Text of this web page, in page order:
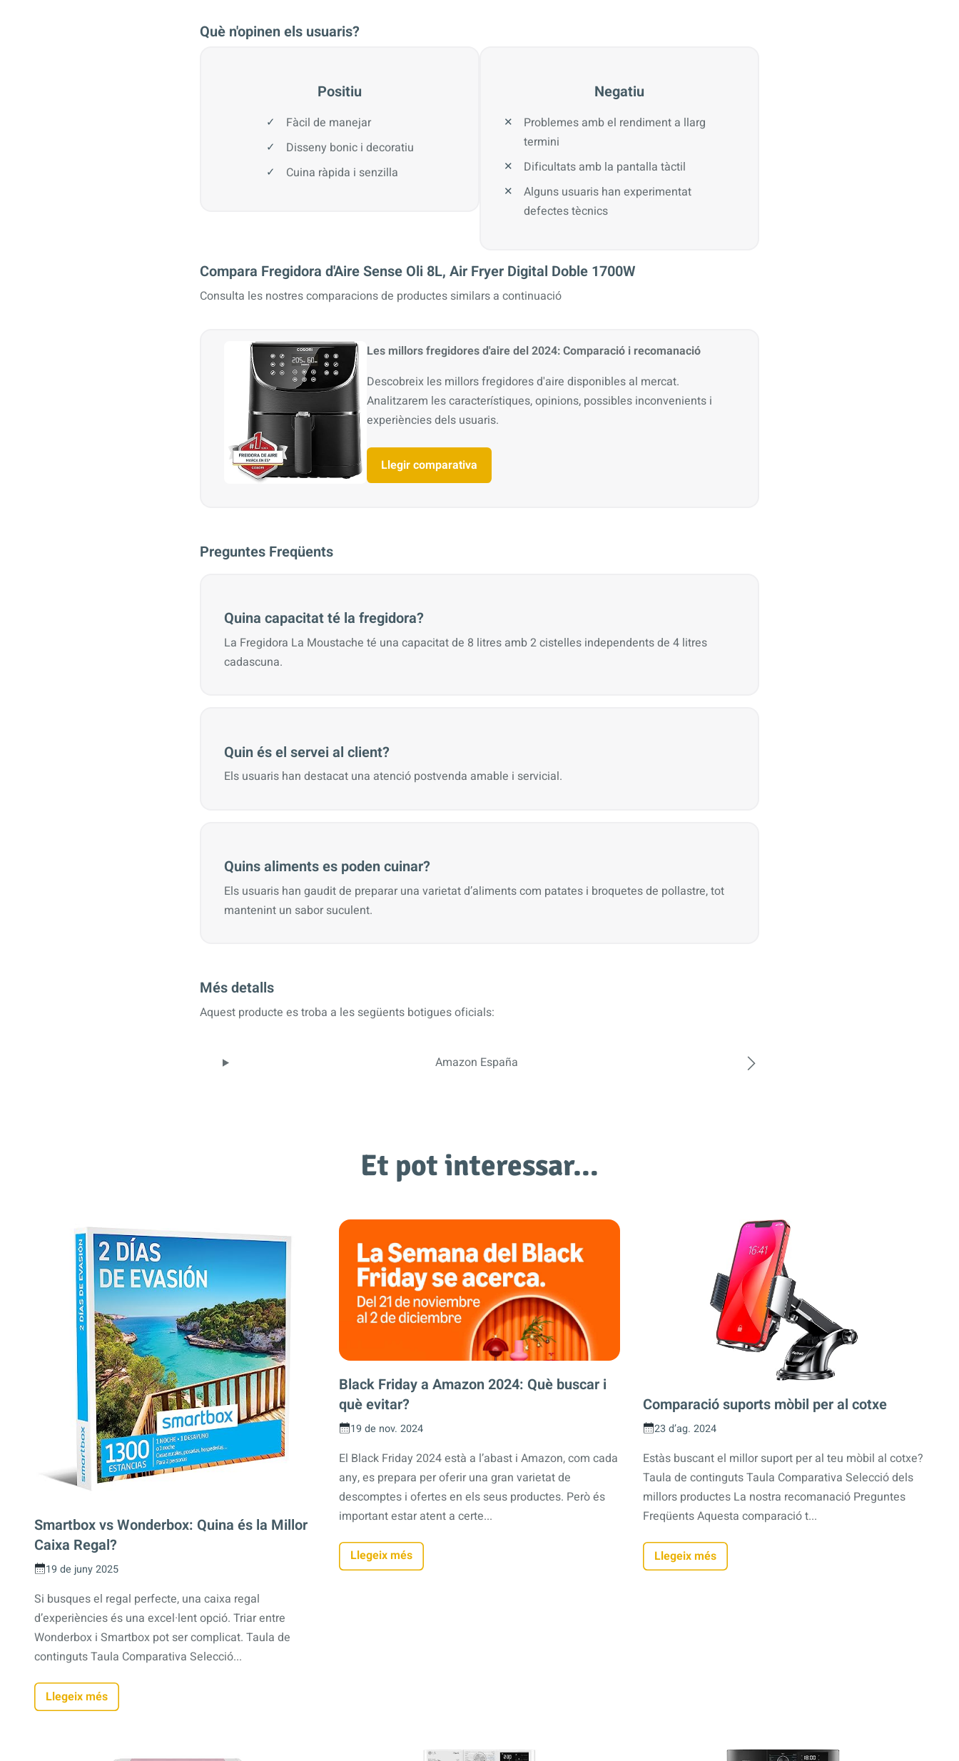
Què n'opinen els usuaris?
Positiu
Fàcil de manejar
Disseny bonic i decoratiu
Cuina ràpida i senzilla
Negatiu
Problemes amb el rendiment a llarg
termini
Dificultats amb la pantalla tàctil
Alguns usuaris han experimentat
defectes tècnics
Compara Fregidora d'Aire Sense Oli 8L, Air Fryer Digital Doble 1700W
Consulta les nostres comparacions de productes similars a continuació
Les millors fregidores d'aire del 2024: Comparació i recomanació
Descobreix les millors fregidores d'aire disponibles al mercat.
Analitzarem les característiques, opinions, possibles inconvenients i
experiències dels usuaris.
Llegir comparativa
Preguntes Freqüents
Quina capacitat té la fregidora?
La Fregidora La Moustache té una capacitat de 8 litres amb 2 cistelles independents de 4 litres
cadascuna.
Quin és el servei al client?
Els usuaris han destacat una atenció postvenda amable i servicial.
Quins aliments es poden cuinar?
Els usuaris han gaudit de preparar una varietat d’aliments com patates i broquetes de pollastre, tot
mantenint un sabor suculent.
Més detalls
Aquest producte es troba a les següents botigues oficials:
Amazon España
Et pot interessar…
Smartbox vs Wonderbox: Quina és la Millor
Caixa Regal?
19 de juny 2025
Si busques el regal perfecte, una caixa regal
d’experiències és una excel·lent opció. Triar entre
Wonderbox i Smartbox pot ser complicat. Taula de
continguts Taula Comparativa Selecció...
Llegeix més
Black Friday a Amazon 2024: Què buscar i
què evitar?
19 de nov. 2024
El Black Friday 2024 està a l’abast i Amazon, com cada
any, es prepara per oferir una gran varietat de
descomptes i ofertes en els seus productes. Però és
important estar atent a certe...
Llegeix més
Comparació suports mòbil per al cotxe
23 d’ag. 2024
Estàs buscant el millor suport per al teu mòbil al cotxe?
Taula de continguts Taula Comparativa Selecció dels
millors productes La nostra recomanació Preguntes
Freqüents Aquesta comparació t...
Llegeix més